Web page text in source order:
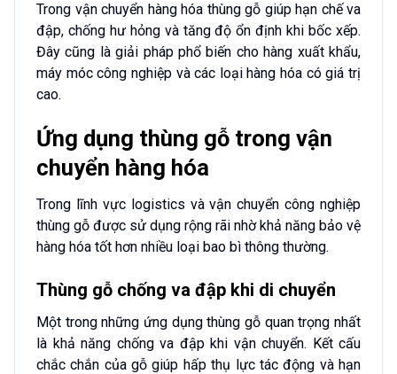
Trong vận chuyển hàng hóa thùng gỗ giúp hạn chế va
đập, chống hư hỏng và tăng độ ổn định khi bốc xếp.
Đây cũng là giải pháp phổ biến cho hàng xuất khẩu,
máy móc công nghiệp và các loại hàng hóa có giá trị
cao.
Ứng dụng thùng gỗ trong vận
chuyển hàng hóa
Trong lĩnh vực logistics và vận chuyển công nghiệp
thùng gỗ được sử dụng rộng rãi nhờ khả năng bảo vệ
hàng hóa tốt hơn nhiều loại bao bì thông thường.
Thùng gỗ chống va đập khi di chuyển
Một trong những ứng dụng thùng gỗ quan trọng nhất
là khả năng chống va đập khi vận chuyển. Kết cấu
chắc chắn của gỗ giúp hấp thụ lực tác động và hạn